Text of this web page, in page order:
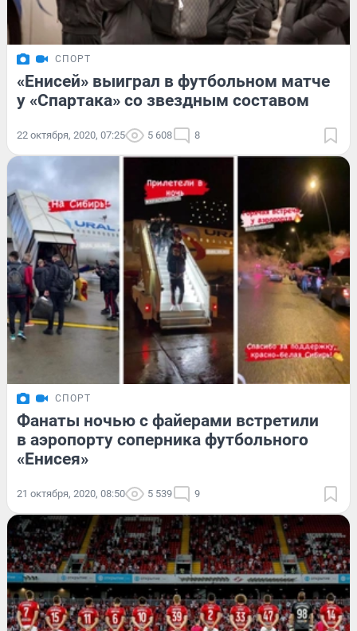
СПОРТ
«Енисей» выиграл в футбольном матче
у «Спартака» со звездным составом
22 октября, 2020, 07:25 5 608 8
СПОРТ
Фанаты ночью с файерами встретили
в аэропорту соперника футбольного
«Енисея»
21 октября, 2020, 08:50 5 539 9